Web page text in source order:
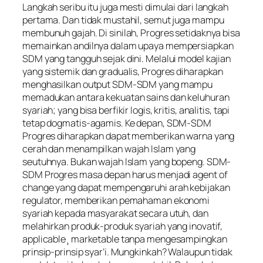
Langkah seribu itu juga mesti dimulai dari langkah
pertama. Dan tidak mustahil, semut juga mampu
membunuh gajah. Di sinilah, Progres setidaknya bisa
memainkan andilnya dalam upaya mempersiapkan
SDM yang tangguh sejak dini. Melalui model kajian
yang sistemik dan gradualis, Progres diharapkan
menghasilkan output SDM-SDM yang mampu
memadukan antara kekuatan sains dan keluhuran
syariah; yang bisa berfikir logis, kritis, analitis, tapi
tetap dogmatis-agamis. Ke depan, SDM-SDM
Progres diharapkan dapat memberikan warna yang
cerah dan menampilkan wajah Islam yang
seutuhnya. Bukan wajah Islam yang bopeng. SDM-
SDM Progres masa depan harus menjadi agent of
change yang dapat mempengaruhi arah kebijakan
regulator, memberikan pemahaman ekonomi
syariah kepada masyarakat secara utuh, dan
melahirkan produk-produk syariah yang inovatif,
applicable¸ marketable tanpa mengesampingkan
prinsip-prinsip syar’i. Mungkinkah? Walaupun tidak